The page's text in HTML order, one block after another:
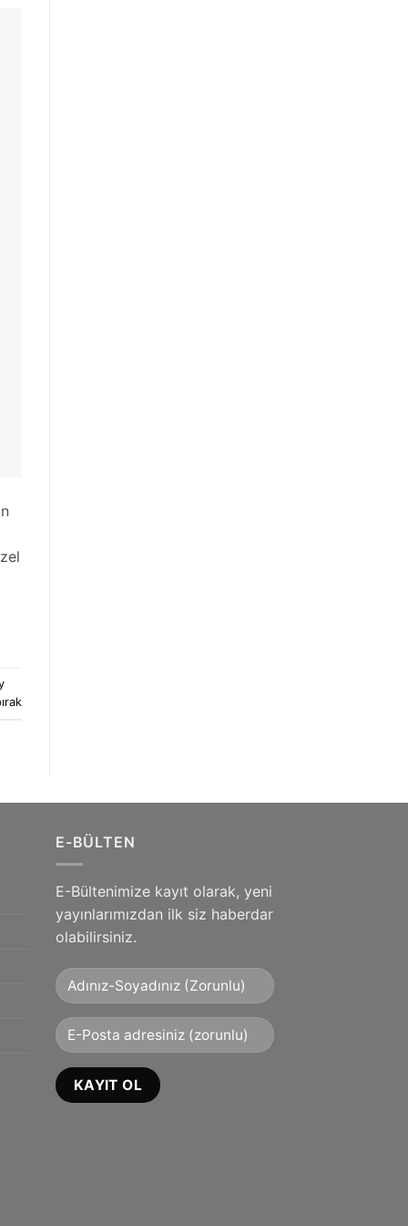
E-BÜLTEN
E-Bültenimize kayıt olarak, yeni
yayınlarımızdan ilk siz haberdar
olabilirsiniz.